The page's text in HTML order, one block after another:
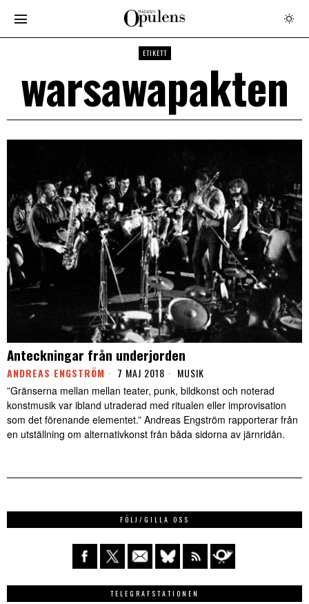
ETIKETT
warsawapakten
Anteckningar från underjorden
ANDREAS ENGSTRÖM 7 MAJ 2018 MUSIK
”Gränserna mellan mellan teater, punk, bildkonst och noterad
konstmusik var ibland utraderad med ritualen eller improvisation
som det förenande elementet.” Andreas Engström rapporterar från
en utställning om alternativkonst från båda sidorna av järnridån.
FÖLJ/GILLA OSS
TELEGRAFSTATIONEN